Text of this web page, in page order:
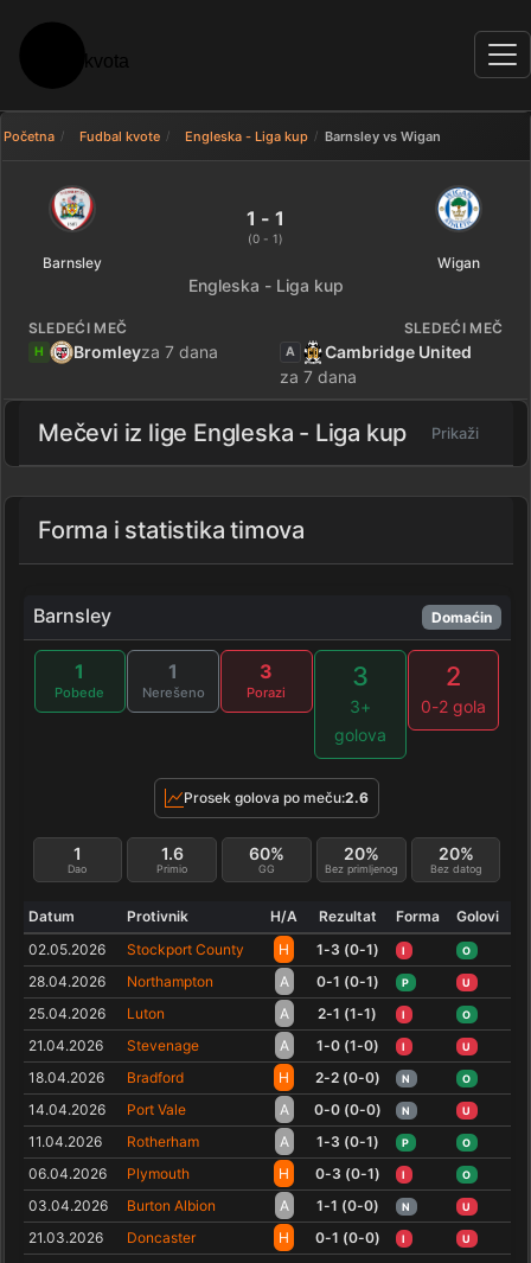
Početna Fudbal kvote Engleska - Liga kup Barnsley vs Wigan
Barnsley 1 - 1 Wigan — rezultat
Barnsley
1 - 1
(0 - 1)
Wigan
Engleska - Liga kup
SLEDEĆI MEČ
H Bromleyza 7 dana
SLEDEĆI MEČ
A
Cambridge United
za 7 dana
Mečevi iz lige Engleska - Liga kup Prikaži
Forma i statistika timova
Barnsley Domaćin
1
Pobede
1
Nerešeno
3
Porazi
3
3+
golova
2
0-2 gola
Prosek golova po meču:2.6
Dao
1
Primio
1.6
GG
60%
Bez primljenog
20%
Bez datog
20%
Datum Protivnik H/A Rezultat Forma
Golovi
02.05.2026
Stockport County H 1-3 (0-1) I O
28.04.2026 Northampton A 0-1 (0-1) P U
25.04.2026 Luton A 2-1 (1-1) I O
21.04.2026 Stevenage A 1-0 (1-0) I U
18.04.2026 Bradford H 2-2 (0-0) N O
14.04.2026 Port Vale A 0-0 (0-0) N U
11.04.2026 Rotherham A 1-3 (0-1) P O
06.04.2026 Plymouth H 0-3 (0-1) I O
03.04.2026 Burton Albion A 1-1 (0-0) N U
21.03.2026 Doncaster H 0-1 (0-0) I U